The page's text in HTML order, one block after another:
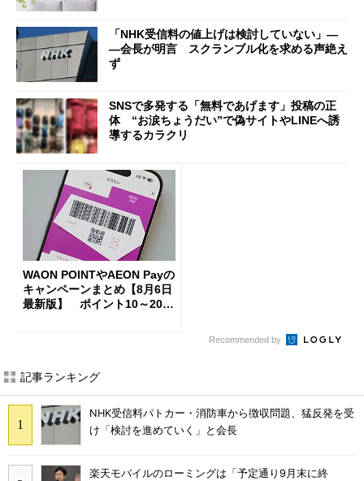
「NHK受信料の値上げは検討していない」―
―会長が明言 スクランブル化を求める声絶え
ず
SNSで多発する「無料であげます」投稿の正
体 “お涙ちょうだい”で偽サイトやLINEへ誘
導するカラクリ
WAON POINTやAEON Payの
キャンペーンまとめ【8月6日
最新版】 ポイント10～20倍
Recommended by
記事ランキング
NHK受信料パトカー・消防車から徴収問題、猛反発を受
け「検討を進めていく」と会長
楽天モバイルのローミングは「予定通り9月末に終